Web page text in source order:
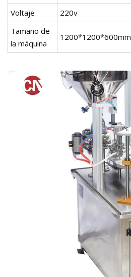
Voltaje
220v
Tamaño de
la máquina
1200*1200*600mm